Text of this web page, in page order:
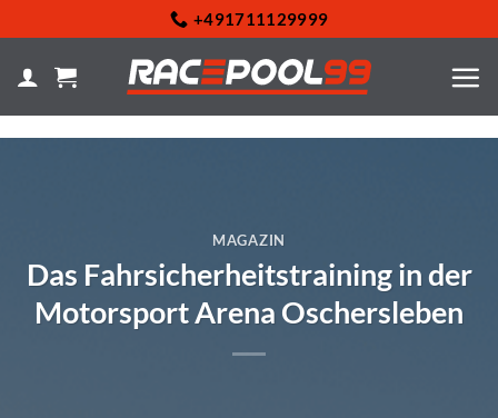
springen
+491711129999
MAGAZIN
Das Fahrsicherheitstraining in der
Motorsport Arena Oschersleben